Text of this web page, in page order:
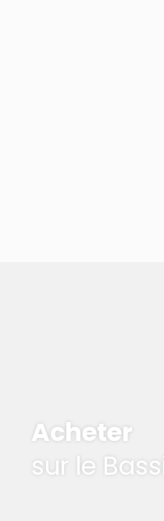
Acheter
sur le